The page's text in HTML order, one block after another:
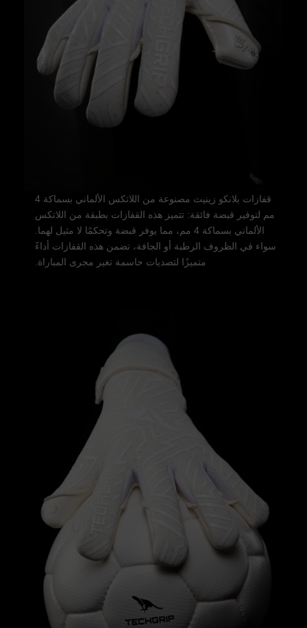
قفازات بلانكو زينيث مصنوعة من اللاتكس الألماني بسماكة 4
مم لتوفير قبضة فائقة: تتميز هذه القفازات بطبقة من اللاتكس
الألماني بسماكة 4 مم، مما يوفر قبضة وتحكمًا لا مثيل لهما.
سواء في الظروف الرطبة أو الجافة، تضمن هذه القفازات أداءً
متميزًا لتصديات حاسمة تغير مجرى المباراة.